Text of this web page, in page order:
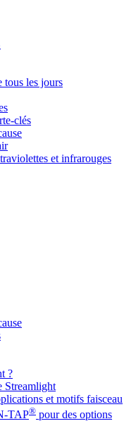
tous les jours
clés
et infrarouges
?
Streamlight
et motifs faisceau
TAP® pour des options